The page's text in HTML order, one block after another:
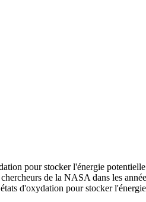
pour stocker l'énergie
de la NASA dans les
d'oxydation pour stocker